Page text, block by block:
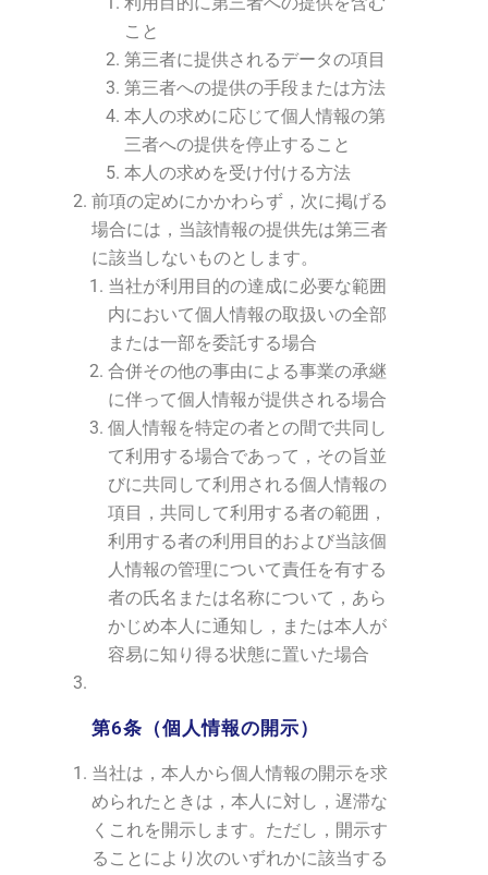
こと
第三者に提供されるデータの項目
第三者への提供の手段または方法
本人の求めに応じて個人情報の第
三者への提供を停止すること
本人の求めを受け付ける方法
前項の定めにかかわらず，次に掲げる
場合には，当該情報の提供先は第三者
に該当しないものとします。
当社が利用目的の達成に必要な範囲
内において個人情報の取扱いの全部
または一部を委託する場合
合併その他の事由による事業の承継
に伴って個人情報が提供される場合
個人情報を特定の者との間で共同し
て利用する場合であって，その旨並
びに共同して利用される個人情報の
項目，共同して利用する者の範囲，
利用する者の利用目的および当該個
人情報の管理について責任を有する
者の氏名または名称について，あら
かじめ本人に通知し，または本人が
容易に知り得る状態に置いた場合
第6条（個人情報の開示）
当社は，本人から個人情報の開示を求
められたときは，本人に対し，遅滞な
くこれを開示します。ただし，開示す
ることにより次のいずれかに該当する